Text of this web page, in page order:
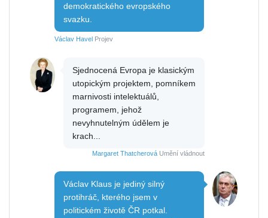
demokratického evropského
svazku.
Václav Havel Projev
Sjednocená Evropa je klasickým
utopickým projektem, pomníkem
marnivosti intelektuálů,
programem, jehož
nevyhnutelným údělem je
krach...
Margaret Thatcherová Umění vládnout
Václav Klaus je jediný silný
protihráč, kterého jsem v
politickém životě ČR potkal.